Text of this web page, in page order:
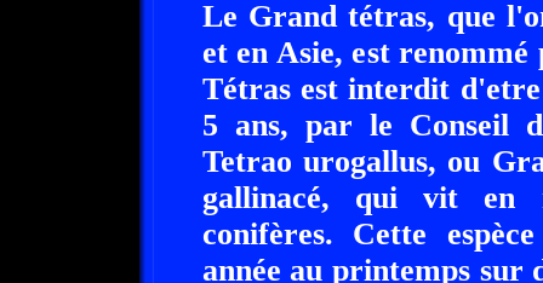
Le Grand tétras, que
et en Asie, est
Tétras est interdit d'etre
5 ans, par le Conseil
Tetrao urogallus, ou
gallinacé, qui vit en
conifères. Cette
année au printemps sur